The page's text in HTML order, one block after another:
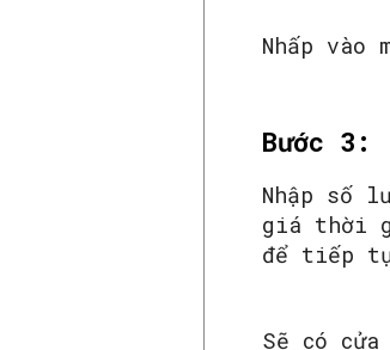
Nhấp
Bước 3:
Nhập số
giá thời
để tiếp
Sẽ có